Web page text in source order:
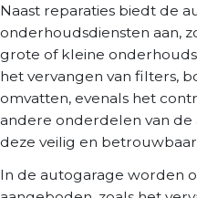
Naast reparaties biedt de
onderhoudsdiensten aan,
grote of kleine
het vervangen van filters,
omvatten, evenals het
andere onderdelen van
deze veilig en
In de autogarage worden